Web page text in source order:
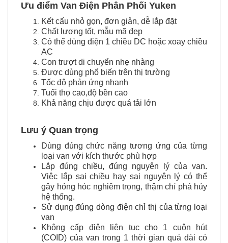
Ưu điểm Van Điện Phân Phối Yuken
Kết cấu nhỏ gọn, đơn giản, dễ lắp đặt
Chất lượng tốt, mẫu mã đẹp
Có thể dùng điện 1 chiều DC hoặc xoay chiều
AC
Con trượt di chuyển nhẹ nhàng
Được dùng phổ biến trên thị trường
Tốc độ phản ứng nhanh
Tuổi thọ cao,độ bền cao
Khả năng chịu được quá tải lớn
Lưu ý Quan trọng
Dùng đúng chức năng tương ứng của từng
loại van với kích thước phù hợp
Lắp đúng chiều, đúng nguyên lý của van.
Việc lắp sai chiều hay sai nguyên lý có thể
gây hỏng hóc nghiêm trọng, thậm chí phá hủy
hệ thống.
Sử dụng đúng dòng điện chỉ thị của từng loại
van
Không cấp điện liên tục cho 1 cuộn hút
(COID) của van trong 1 thời gian quá dài có